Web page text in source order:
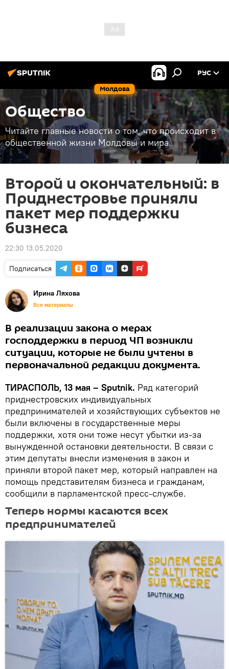
Молдова
РУС
Общество
Читайте главные новости о том, что происходит в
общественной жизни Молдовы и мира.
Второй и окончательный: в
Приднестровье приняли
пакет мер поддержки
бизнеса
22:30 13.05.2020
Подписаться
Ирина Ляхова
Все материалы
В реализации закона о мерах
господдержки в период ЧП возникли
ситуации, которые не были учтены в
первоначальной редакции документа.
ТИРАСПОЛЬ, 13 мая – Sputnik. Ряд категорий
приднестровских индивидуальных
предпринимателей и хозяйствующих субъектов не
были включены в государственные меры
поддержки, хотя они тоже несут убытки из-за
вынужденной остановки деятельности. В связи с
этим депутаты внесли изменения в закон и
приняли второй пакет мер, который направлен на
помощь представителям бизнеса и гражданам,
сообщили в парламентской пресс-службе.
Теперь нормы касаются всех
предпринимателей